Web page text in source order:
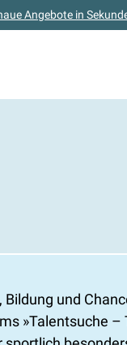
Angebote in
und
»Talentsuche